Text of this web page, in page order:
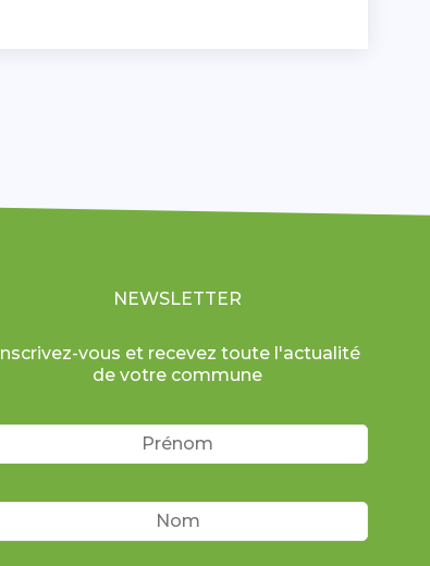
NEWSLETTER
Inscrivez-vous et recevez toute l'actualité
de votre commune